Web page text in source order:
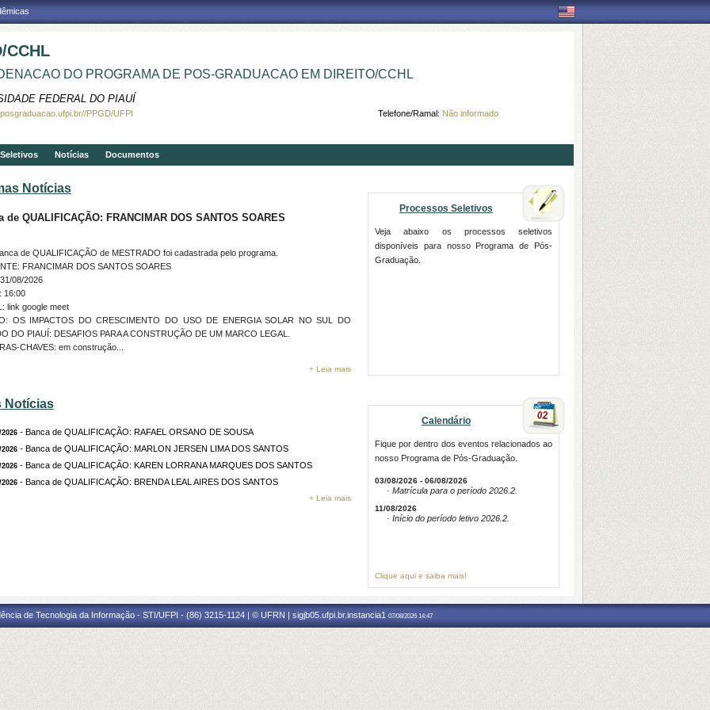
CCHL
DO PROGRAMA DE POS-GRADUACAO EM DIREITO/CCHL
FEDERAL DO PIAUÍ
Telefone/Ramal: Não informado
PPGD/UFPI
Notícias Documentos
Notícias
de QUALIFICAÇÃO: FRANCIMAR DOS SANTOS SOARES
de QUALIFICAÇÃO de MESTRADO foi cadastrada pelo programa.
FRANCIMAR DOS SANTOS SOARES
08/2026
16:00
link google meet
OS IMPACTOS DO CRESCIMENTO DO USO DE ENERGIA SOLAR NO SUL DO
DO PIAUÍ: DESAFIOS PARA A CONSTRUÇÃO DE UM MARCO LEGAL.
CHAVES: em construção...
- 2048035 - GABRIEL ROCHA FURTADO
- 2637096 - SEBASTIAO PATRICIO MENDES DA COSTA
+ Leia mais
Notícias
2026 - Banca de QUALIFICAÇÃO: RAFAEL ORSANO DE SOUSA
2026 - Banca de QUALIFICAÇÃO: MARLON JERSEN LIMA DOS SANTOS
2026 - Banca de QUALIFICAÇÃO: KAREN LORRANA MARQUES DOS SANTOS
2026 - Banca de QUALIFICAÇÃO: BRENDA LEAL AIRES DOS SANTOS
+ Leia mais
Processos Seletivos
Veja abaixo os processos seletivos
disponíveis para nosso Programa de Pós-
Graduação.
Calendário
Fique por dentro dos eventos relacionados ao
nosso Programa de Pós-Graduação.
03/08/2026 - 06/08/2026
· Matrícula para o período 2026.2.
11/08/2026
· Início do período letivo 2026.2.
Clique aqui e saiba mais!
de Tecnologia da Informação - STI/UFPI - (86) 3215-1124 | © UFRN | sigjb05.ufpi.br.instancia1 07/08/2026 14:47